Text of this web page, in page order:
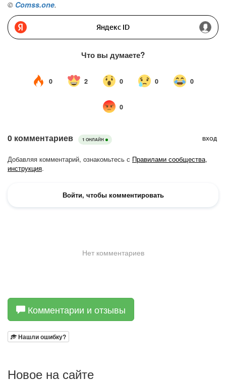
© Comss.one.
Комментарии и отзывы
Нашли ошибку?
Новое на сайте